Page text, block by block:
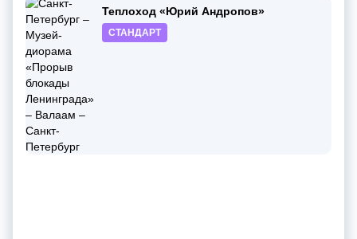
Теплоход «Юрий Андропов»
СТАНДАРТ